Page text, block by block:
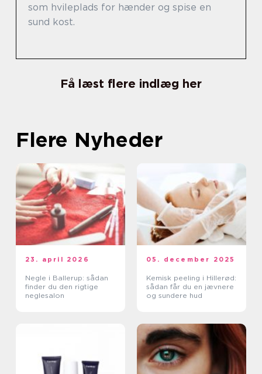
som hvileplads for hænder og spise en
sund kost.
Få læst flere indlæg her
Flere Nyheder
23. april 2026
Negle i Ballerup: sådan
finder du den rigtige
neglesalon
05. december 2025
Kemisk peeling i Hillerød:
sådan får du en jævnere
og sundere hud